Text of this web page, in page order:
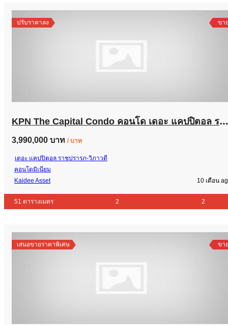
ปรับราคาลง ขา
KPN The Capital Condo คอนโด เดอะ แคปปิตอล ราชปรารภ-วิภาวดี
3,990,000 บาท / บาท
เดอะ แคปปิตอล ราชปรารภ-วิภาวดี
คอนโดมิเนียม
Kaidee Asset
10 เดือน
51 ตารางเมตร 2 2
เสนอขายราคาพิเศษ ขา